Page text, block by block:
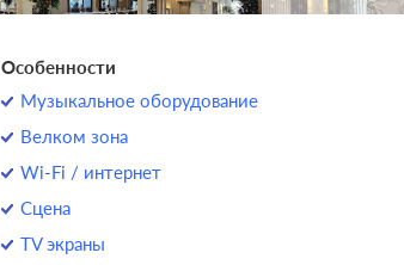
Особенности
Музыкальное оборудование
Велком зона
Wi-Fi / интернет
Сцена
TV экраны